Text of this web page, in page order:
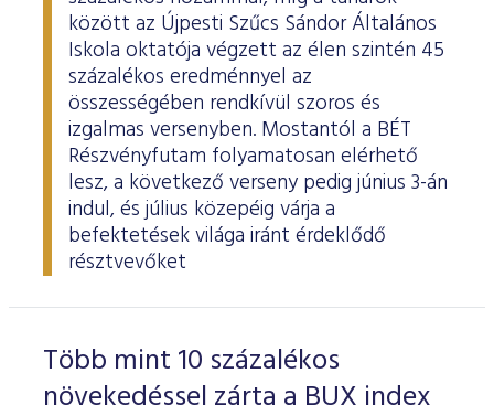
között az Újpesti Szűcs Sándor Általános
Iskola oktatója végzett az élen szintén 45
százalékos eredménnyel az
összességében rendkívül szoros és
izgalmas versenyben. Mostantól a BÉT
Részvényfutam folyamatosan elérhető
lesz, a következő verseny pedig június 3-án
indul, és július közepéig várja a
befektetések világa iránt érdeklődő
résztvevőket
Több mint 10 százalékos